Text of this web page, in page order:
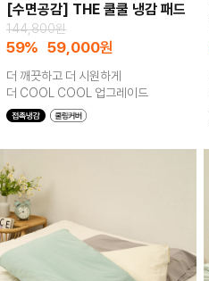
[수면공감] THE 쿨쿨 냉감 패드
144,800원
59% 59,000원
더 깨끗하고 더 시원하게
더 COOL COOL 업그레이드